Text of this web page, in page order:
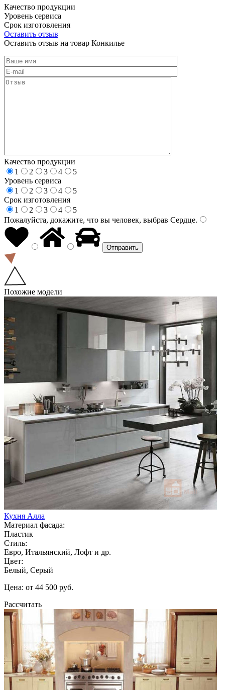
Качество продукции
Уровень сервиса
Срок изготовления
Оставить отзыв
Оставить отзыв на товар Конкилье
Качество продукции
1
2 3 4
5
Уровень сервиса
1
2 3 4
5
Срок изготовления
1
2 3 4
5
Пожалуйста, докажите, что вы человек, выбрав Сердце.
Похожие модели
Кухня Алла
Материал фасада:
Пластик
Стиль:
Евро, Итальянский, Лофт и др.
Цвет:
Белый, Серый
Цена: от 44 500 руб.
Рассчитать